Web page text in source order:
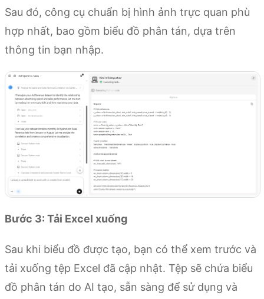
Sau đó, công cụ chuẩn bị hình ảnh trực quan phù
hợp nhất, bao gồm biểu đồ phân tán, dựa trên
thông tin bạn nhập.
Bước 3: Tải Excel xuống
Sau khi biểu đồ được tạo, bạn có thể xem trước và
tải xuống tệp Excel đã cập nhật. Tệp sẽ chứa biểu
đồ phân tán do AI tạo, sẵn sàng để sử dụng và